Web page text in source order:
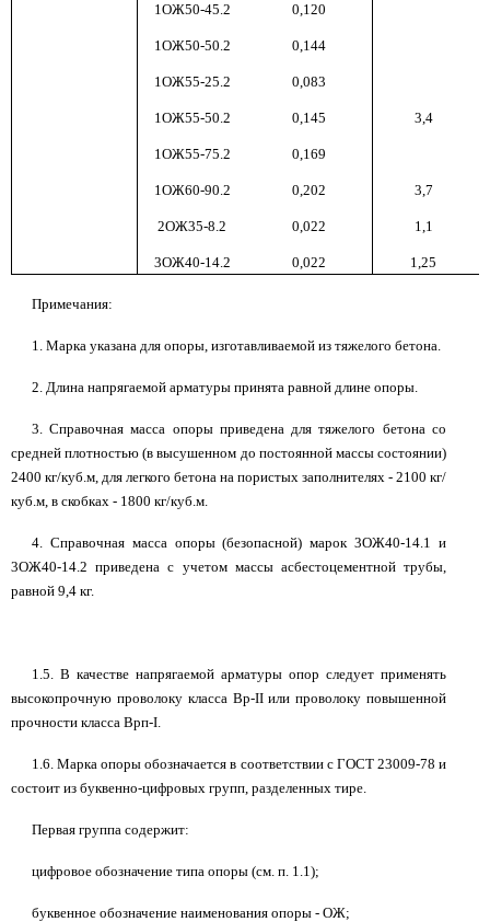
1ОЖ50-45.2 0,120
1ОЖ50-50.2 0,144
1ОЖ55-25.2 0,083
1ОЖ55-50.2 0,145 3,4
1ОЖ55-75.2 0,169
1ОЖ60-90.2 0,202 3,7
2ОЖ35-8.2 0,022 1,1
3ОЖ40-14.2 0,022 1,25
Примечания:
1. Марка указана для опоры, изготавливаемой из тяжелого бетона.
2. Длина напрягаемой арматуры принята равной длине опоры.
3. Справочная масса опоры приведена для тяжелого бетона со
средней плотностью (в высушенном до постоянной массы состоянии)
2400 кг/куб.м, для легкого бетона на пористых заполнителях - 2100 кг/
куб.м, в скобках - 1800 кг/куб.м.
4. Справочная масса опоры (безопасной) марок 3ОЖ40-14.1 и
3ОЖ40-14.2 приведена с учетом массы асбестоцементной трубы,
равной 9,4 кг.
1.5. В качестве напрягаемой арматуры опор следует применять
высокопрочную проволоку класса Вр-II или проволоку повышенной
прочности класса Врп-I.
1.6. Марка опоры обозначается в соответствии с ГОСТ 23009-78 и
состоит из буквенно-цифровых групп, разделенных тире.
Первая группа содержит:
цифровое обозначение типа опоры (см. п. 1.1);
буквенное обозначение наименования опоры - ОЖ;